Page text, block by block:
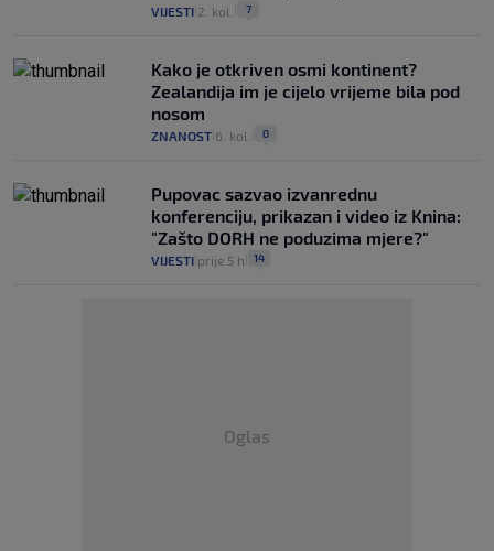
VIJESTI 2. kol. 7
Kako je otkriven osmi kontinent?
Zealandija im je cijelo vrijeme bila pod
nosom
ZNANOST 6. kol. 0
Pupovac sazvao izvanrednu
konferenciju, prikazan i video iz Knina:
"Zašto DORH ne poduzima mjere?"
VIJESTI prije 5 h 14
Oglas